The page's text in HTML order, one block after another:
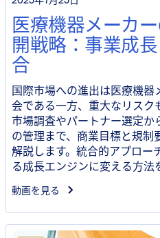
医療機器メーカ
開戦略：事業成
合
国際市場への進出は医療機
会である一方、重大なリスク
市場調査やパートナー選定
の管理まで、商業目標と規制
解説します。統合的アプロー
る成長エンジンに変える方法
動画を見る